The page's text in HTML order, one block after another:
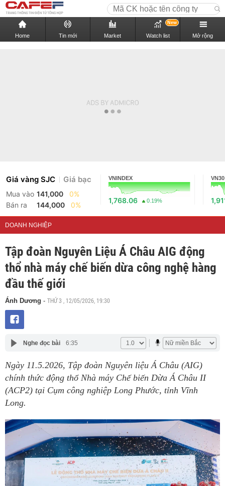
Home Tin mới Market Watch list
New
Mở rộng
Giá vàng SJC Giá bạc
Mua vào 141,000
0%
Bán ra
144,000 0%
VNINDEX
1,768.06 0.19%
VN30
DOANH NGHIỆP
Tập đoàn Nguyên Liệu Á Châu AIG động
thổ nhà máy chế biến dừa công nghệ hàng
đầu thế giới
Ánh Dương - THỨ 3 , 12/05/2026, 19:30
Nghe đọc bài 6:35
Ngày 11.5.2026, Tập đoàn Nguyên liệu Á Châu (AIG)
chính thức động thổ Nhà máy Chế biến Dừa Á Châu II
(ACP2) tại Cụm công nghiệp Long Phước, tỉnh Vĩnh
Long.